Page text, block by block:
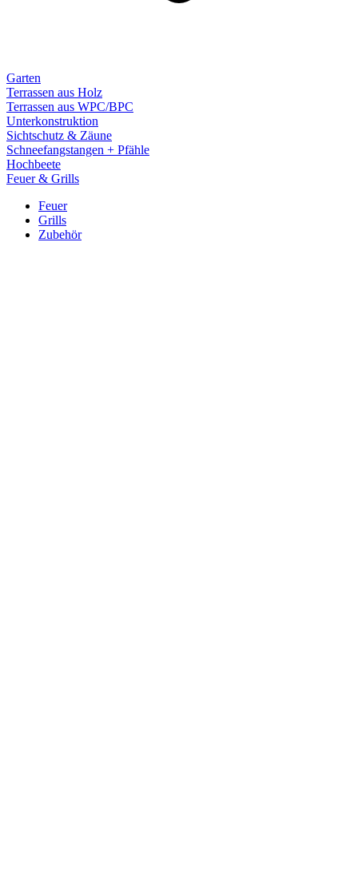
Garten
Terrassen aus Holz
Terrassen aus WPC/BPC
Unterkonstruktion
Sichtschutz & Zäune
Schneefangstangen + Pfähle
Hochbeete
Feuer & Grills
Feuer
Grills
Zubehör